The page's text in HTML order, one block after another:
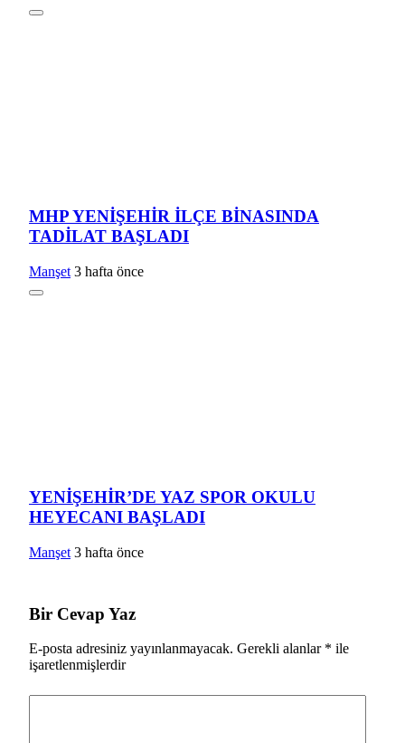
MHP YENİŞEHİR İLÇE BİNASINDA
TADİLAT BAŞLADI
Manşet 3 hafta önce
YENİŞEHİR’DE YAZ SPOR OKULU
HEYECANI BAŞLADI
Manşet 3 hafta önce
Bir Cevap Yaz
E-posta adresiniz yayınlanmayacak. Gerekli alanlar * ile
işaretlenmişlerdir